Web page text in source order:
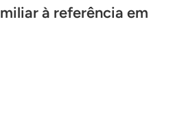
à referência em